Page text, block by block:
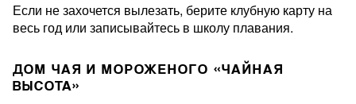
Если не захочется вылезать, берите клубную карту на
весь год или записывайтесь в школу плавания.
ДОМ ЧАЯ И МОРОЖЕНОГО «ЧАЙНАЯ
ВЫСОТА»